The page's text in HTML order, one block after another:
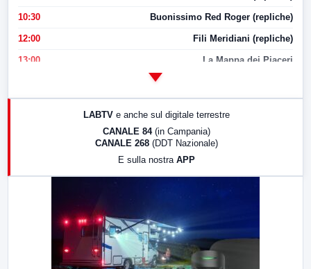
10:30 Buonissimo Red Roger (repliche)
12:00 Fili Meridiani (repliche)
13:00 La Mappa dei Piaceri
17:00 LabNews (replica)
LABTV e anche sul digitale terrestre
CANALE 84 (in Campania)
CANALE 268 (DDT Nazionale)
E sulla nostra APP